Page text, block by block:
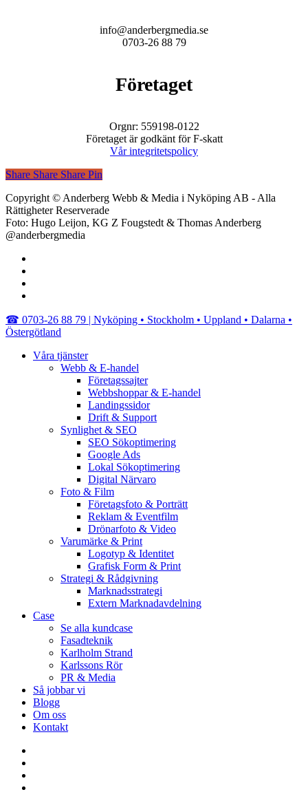
info@anderbergmedia.se
0703-26 88 79
Företaget
Orgnr: 559198-0122
Företaget är godkänt för F-skatt
Vår integritetspolicy
Share
Share Share Share Pin
Copyright © Anderberg Webb & Media i Nyköping AB - Alla
Rättigheter Reserverade
Foto: Hugo Leijon, KG Z Fougstedt & Thomas Anderberg
@anderbergmedia
Close
Menu
☎︎ 0703-26 88 79 | Nyköping • Stockholm • Uppland • Dalarna •
Östergötland
Våra tjänster
Webb & E-handel
Företagssajter
Webbshoppar & E-handel
Landingssidor
Drift & Support
Synlighet & SEO
SEO Sökoptimering
Google Ads
Lokal Sökoptimering
Digital Närvaro
Foto & Film
Företagsfoto & Porträtt
Reklam & Eventfilm
Drönarfoto & Video
Varumärke & Print
Logotyp & Identitet
Grafisk Form & Print
Strategi & Rådgivning
Marknadsstrategi
Extern Marknadavdelning
Case
Se alla kundcase
Fasadteknik
Karlholm Strand
Karlssons Rör
PR & Media
Så jobbar vi
Blogg
Om oss
Kontakt